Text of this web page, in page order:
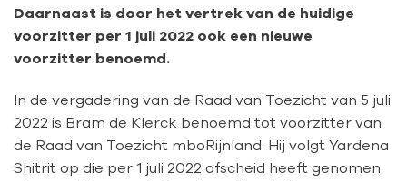
Daarnaast is door het vertrek van de huidige
voorzitter per 1 juli 2022 ook een nieuwe
voorzitter benoemd.
In de vergadering van de Raad van Toezicht van 5 juli
2022 is Bram de Klerck benoemd tot voorzitter van
de Raad van Toezicht mboRijnland. Hij volgt Yardena
Shitrit op die per 1 juli 2022 afscheid heeft genomen